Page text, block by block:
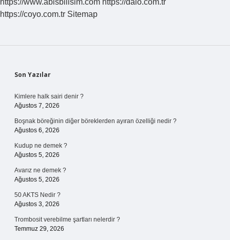
Alır
https://www.abisbilisim.com https://dalo.com.tr
https://coyo.com.tr Sitemap
Sidebar
Son Yazılar
Kimlere halk sairi denir ?
Ağustos 7, 2026
Boşnak böreğinin diğer böreklerden ayıran özelliği nedir ?
Ağustos 6, 2026
Kudup ne demek ?
Ağustos 5, 2026
Avarız ne demek ?
Ağustos 5, 2026
50 AKTS Nedir ?
Ağustos 3, 2026
Trombosit verebilme şartları nelerdir ?
Temmuz 29, 2026